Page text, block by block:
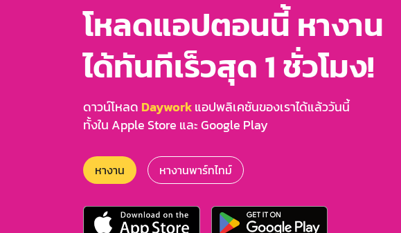
โหลดแอปตอนนี้ หางาน
ได้ทันทีเร็วสุด 1 ชั่วโมง!
ดาวน์โหลด Dayworkแอปพลิเคชันของเราได้แล้ววันนี้
ทั้งใน Apple Store และ Google Play
หางาน หางานพาร์ทไทม์